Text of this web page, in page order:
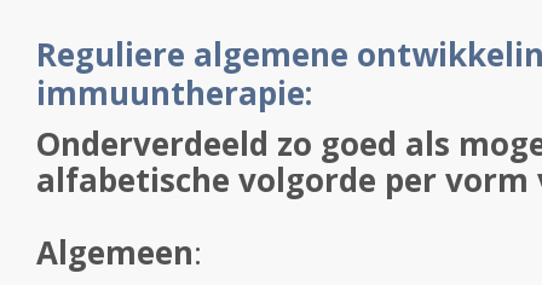
Reguliere algemene
immuuntherapie:
Onderverdeeld zo goed als
alfabetische volgorde per vorm
Algemeen: